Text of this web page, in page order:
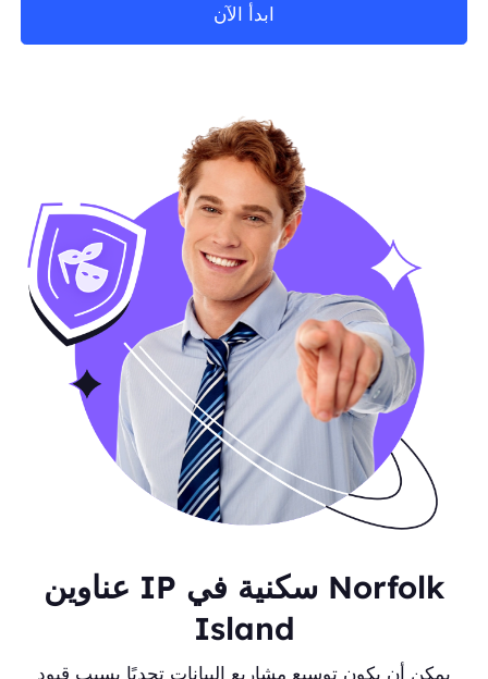
ابدأ الآن
عناوين IP سكنية في Norfolk
Island
يمكن أن يكون توسيع مشاريع البيانات تحديًا بسبب قيود